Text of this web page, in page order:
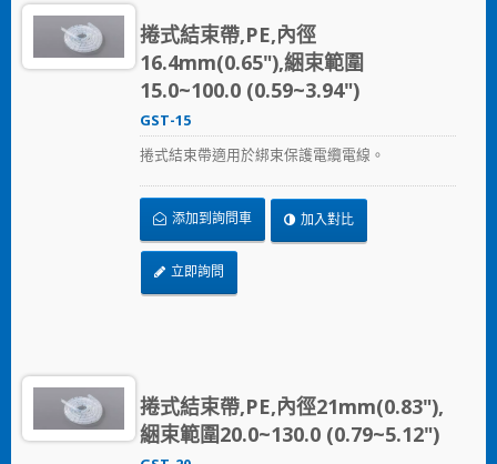
捲式結束帶,PE,內徑
16.4mm(0.65"),綑束範圍
15.0~100.0 (0.59~3.94")
GST-15
捲式結束帶適用於綁束保護電纜電線。
添加到詢問車 加入對比
立即詢問
捲式結束帶,PE,內徑21mm(0.83"),
綑束範圍20.0~130.0 (0.79~5.12")